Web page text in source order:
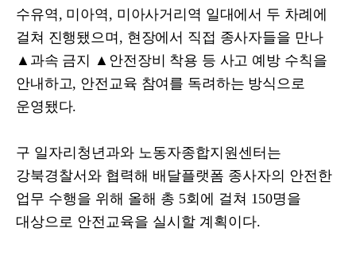
수유역, 미아역, 미아사거리역 일대에서 두 차례에
걸쳐 진행됐으며 , 현장에서 직접 종사자들을 만나
▲ 과속 금지 ▲ 안전장비 착용 등 사고 예방 수칙을
안내하고, 안전교육 참여를 독려하는 방식으로
운영됐다.
구 일자리청년과와 노동자종합지원센터는
강북경찰서와 협력해 배달플랫폼 종사자의 안전한
업무 수행을 위해 올해 총 5회에 걸쳐 150명을
대상으로 안전교육을 실시할 계획이다.